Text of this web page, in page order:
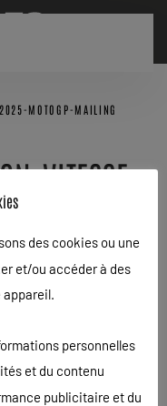
MOTOGP-MAILING
VITESSE-
des cookies ou une
et/ou accéder à des
personnelles
et du contenu
publicitaire et du